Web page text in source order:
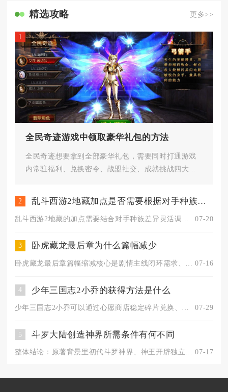
精选攻略 更多>>
1
全民奇迹游戏中领取豪华礼包的方法
全民奇迹想要拿到全部豪华礼包，需要同时打通游戏
内常驻福利、兑换密令、战盟社交、成就挑战四大领
2 乱斗西游2地藏加点是否需要根据对手种族来定
07-20
3 卧虎藏龙最后章为什么篇幅减少
07-16
4 少年三国志2小乔的获得方法是什么
07-29
5 斗罗大陆创造神界所需条件有何不同
整体结论：原著背景里初代斗罗神界、神王开辟独立神界、游戏内玩... 07-17